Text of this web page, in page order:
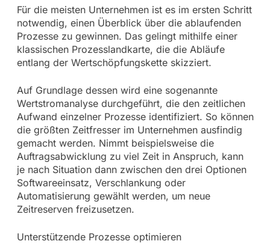
Für die meisten Unternehmen ist es im ersten Schritt
notwendig, einen Überblick über die ablaufenden
Prozesse zu gewinnen. Das gelingt mithilfe einer
klassischen Prozesslandkarte, die die Abläufe
entlang der Wertschöpfungskette skizziert.
Auf Grundlage dessen wird eine sogenannte
Wertstromanalyse durchgeführt, die den zeitlichen
Aufwand einzelner Prozesse identifiziert. So können
die größten Zeitfresser im Unternehmen ausfindig
gemacht werden. Nimmt beispielsweise die
Auftragsabwicklung zu viel Zeit in Anspruch, kann
je nach Situation dann zwischen den drei Optionen
Softwareeinsatz, Verschlankung oder
Automatisierung gewählt werden, um neue
Zeitreserven freizusetzen.
Unterstützende Prozesse optimieren